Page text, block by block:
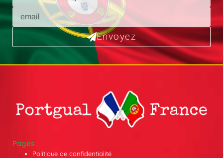
Envoyez
Pages
Politique de confidentialité